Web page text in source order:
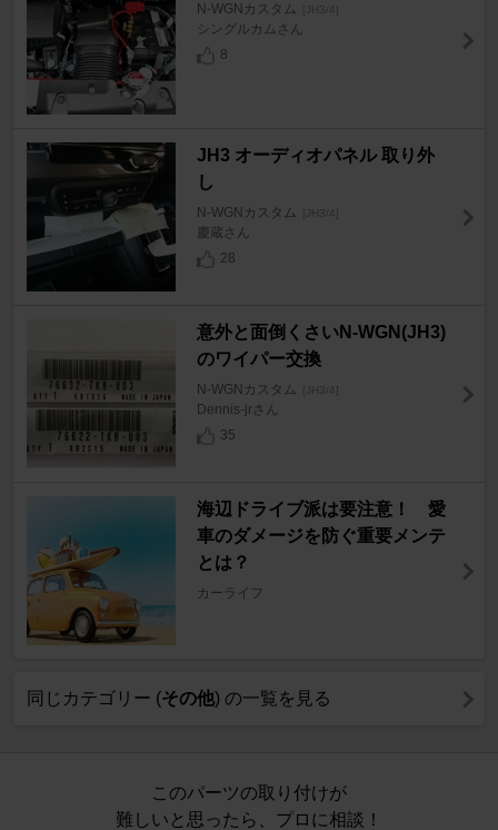
N-WGNカスタム [JH3/4]
シングルカムさん
8
JH3 オーディオパネル 取り外
し
N-WGNカスタム [JH3/4]
慶蔵さん
28
意外と面倒くさいN-WGN(JH3)
のワイパー交換
N-WGNカスタム [JH3/4]
Dennis-jrさん
35
海辺ドライブ派は要注意！ 愛
車のダメージを防ぐ重要メンテ
とは？
カーライフ
同じカテゴリー (その他) の一覧を見る
このパーツの取り付けが
難しいと思ったら、プロに相談！